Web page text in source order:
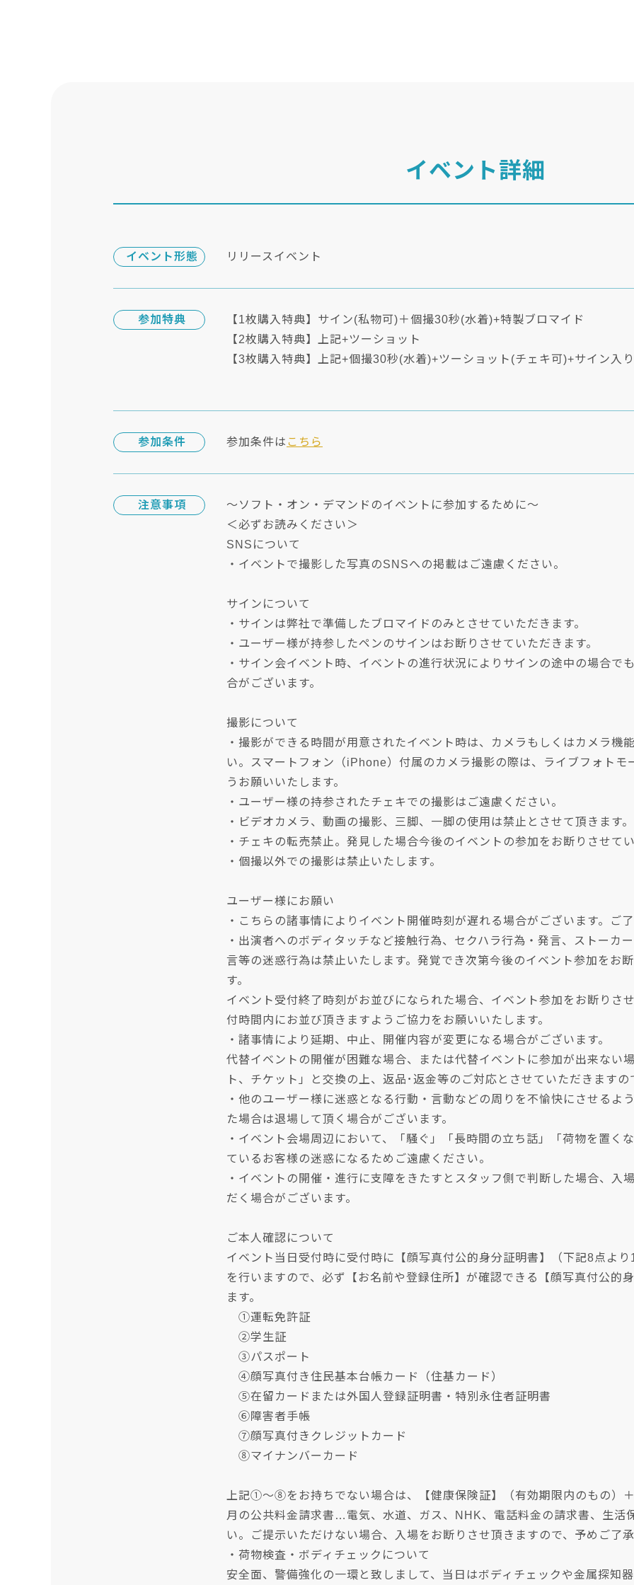
イベント詳細
イベント形態 リリースイベント
参加特典
【1枚購入特典】サイン(私物可)＋個撮30秒(水着)+特製ブロマイド
【2枚購入特典】上記+ツーショット
【3枚購入特典】上記+個撮30秒(水着)+ツーショット(チェキ可)+サイン入
参加条件 参加条件は こちら
注意事項
～ソフト・オン・デマンドのイベントに参加するために～
＜必ずお読みください＞
SNSについて
・イベントで撮影した写真のSNSへの掲載はご遠慮ください。
サインについて
・サインは弊社で準備したブロマイドのみとさせていただきます。
・ユーザー様が持参したペンのサインはお断りさせていただきます。
・サイン会イベント時、イベントの進行状況によりサインの途中の場合で
合がございます。
撮影について
・撮影ができる時間が用意されたイベント時は、カメラもしくはカメラ機
い。スマートフォン（iPhone）付属のカメラ撮影の際は、ライブフォトモ
うお願いいたします。
・ユーザー様の持参されたチェキでの撮影はご遠慮ください。
・ビデオカメラ、動画の撮影、三脚、一脚の使用は禁止とさせて頂きます。
・チェキの転売禁止。発見した場合今後のイベントの参加をお断りさせて
・個撮以外での撮影は禁止いたします。
ユーザー様にお願い
・こちらの諸事情によりイベント開催時刻が遅れる場合がございます。ご
・出演者へのボディタッチなど接触行為、セクハラ行為・発言、ストーカ
言等の迷惑行為は禁止いたします。発覚でき次第今後のイベント参加をお
す。
イベント受付終了時刻がお並びになられた場合、イベント参加をお断りさ
付時間内にお並び頂きますようご協力をお願いいたします。
・諸事情により延期、中止、開催内容が変更になる場合がございます。
代替イベントの開催が困難な場合、または代替イベントに参加が出来ない
ト、チケット」と交換の上、返品･返金等のご対応とさせていただきます
・他のユーザー様に迷惑となる行動・言動などの周りを不愉快にさせるよ
た場合は退場して頂く場合がございます。
・イベント会場周辺において、「騒ぐ」「長時間の立ち話」「荷物を置く
ているお客様の迷惑になるためご遠慮ください。
・イベントの開催・進行に支障をきたすとスタッフ側で判断した場合、入
だく場合がございます。
ご本人確認について
イベント当日受付時に受付時に【顔写真付公的身分証明書】（下記8点よ
を行いますので、必ず【お名前や登録住所】が確認できる【顔写真付公的
ます。
①運転免許証
②学生証
③パスポート
④顔写真付き住民基本台帳カード（住基カード）
⑤在留カードまたは外国人登録証明書・特別永住者証明書
⑥障害者手帳
⑦顔写真付きクレジットカード
⑧マイナンバーカード
上記①～⑧をお持ちでない場合は、【健康保険証】（有効期限内のもの）
月の公共料金請求書…電気、水道、ガス、NHK、電話料金の請求書、生活
い。ご提示いただけない場合、入場をお断りさせ頂きますので、予めご了
・荷物検査・ボディチェックについて
安全面、警備強化の一環と致しまして、当日はボディチェックや金属探知